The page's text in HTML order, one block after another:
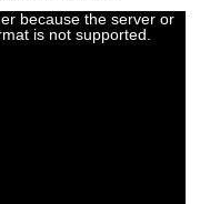
because the server or
is not supported.